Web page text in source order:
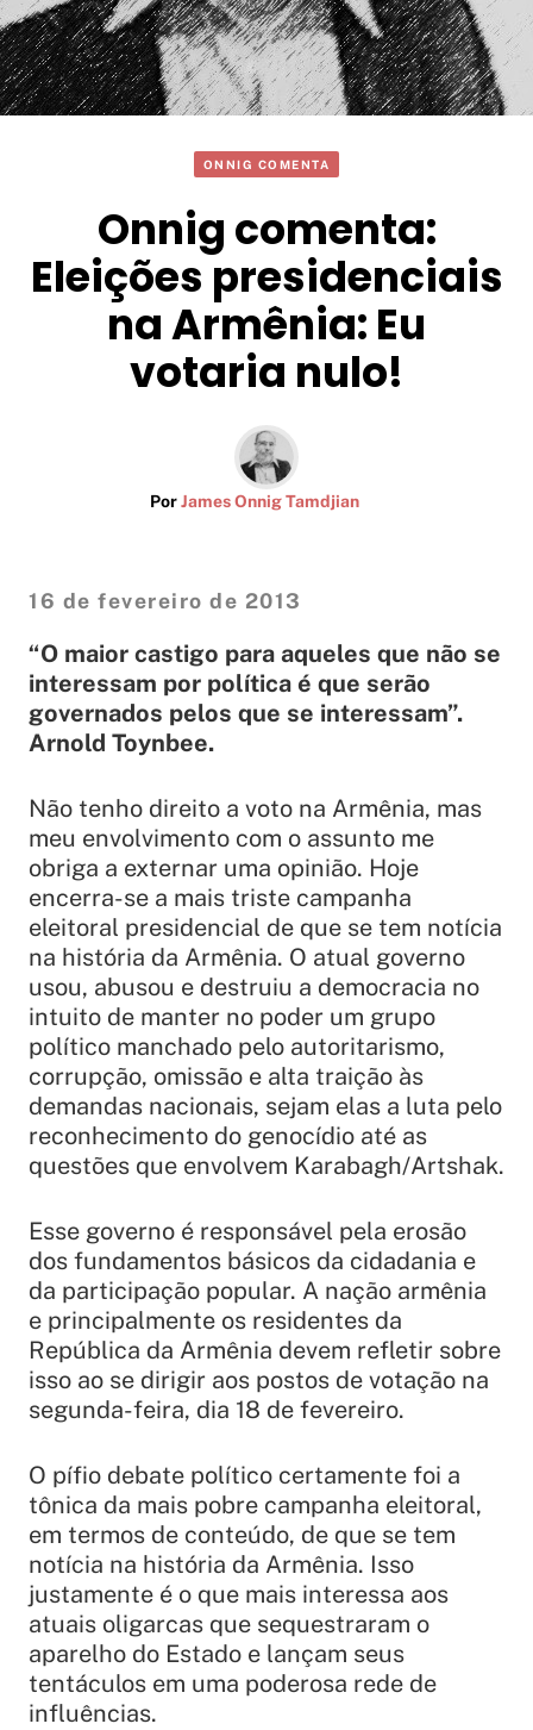
ONNIG COMENTA
Onnig comenta:
Eleições presidenciais
na Armênia: Eu
votaria nulo!
PorJames Onnig Tamdjian
16 de fevereiro de 2013
“O maior castigo para aqueles que não se
interessam por política é que serão
governados pelos que se interessam”.
Arnold Toynbee.
Não tenho direito a voto na Armênia, mas
meu envolvimento com o assunto me
obriga a externar uma opinião. Hoje
encerra-se a mais triste campanha
eleitoral presidencial de que se tem notícia
na história da Armênia. O atual governo
usou, abusou e destruiu a democracia no
intuito de manter no poder um grupo
político manchado pelo autoritarismo,
corrupção, omissão e alta traição às
demandas nacionais, sejam elas a luta pelo
reconhecimento do genocídio até as
questões que envolvem Karabagh/Artshak.
Esse governo é responsável pela erosão
dos fundamentos básicos da cidadania e
da participação popular. A nação armênia
e principalmente os residentes da
República da Armênia devem refletir sobre
isso ao se dirigir aos postos de votação na
segunda-feira, dia 18 de fevereiro.
O pífio debate político certamente foi a
tônica da mais pobre campanha eleitoral,
em termos de conteúdo, de que se tem
notícia na história da Armênia. Isso
justamente é o que mais interessa aos
atuais oligarcas que sequestraram o
aparelho do Estado e lançam seus
tentáculos em uma poderosa rede de
influências.